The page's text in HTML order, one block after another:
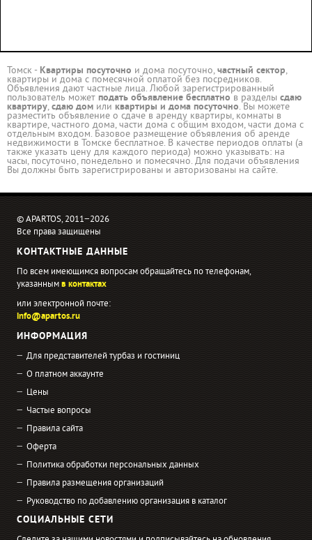
Томск - Квартиры посуточно и дома посуточно,частный сектор,
квартиры и дома с помесячной оплатой без посредников.
Объявления дают частные лица. Любой зарегистрированный
пользователь может подать объявление бесплатно в разделы сдаю
квартиру,сдаю дом или квартиры и дома посуточно. Вы можете
разместить объявление о сдаче в аренду квартиры, комнаты в
квартире, частного дома, части дома с общим входом, части дома с
отдельным входом. Базовое размещение объявления об аренде
недвижимости в Томске бесплатное. В качестве периодов оплаты (а
также указать цену для каждого периода) можно указывать: на
часы, посуточно, понедельно и помесячно. Для подачи объявления
Вы должны быть зарегистрированы и авторизованы на сайте.
© APARTOS, 2011−2026
Все права защищены
КОНТАКТНЫЕ ДАННЫЕ
По всем имеющимся вопросам обращайтесь по телефонам,
указаннымв контактах
или электронной почте:
info@apartos.ru
ИНФОРМАЦИЯ
Для представителей турбаз и гостиниц
О платном аккаунте
Цены
Частые вопросы
Правила сайта
Оферта
Политика обработки персональных данных
Правила размещения организаций
Руководство по добавлению организация в каталог
СОЦИАЛЬНЫЕ СЕТИ